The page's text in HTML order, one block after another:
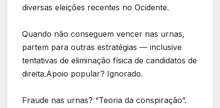
diversas eleições recentes no Ocidente.
Quando não conseguem vencer nas urnas,
partem para outras estratégias — inclusive
tentativas de eliminação física de candidatos de
direita.Apoio popular? Ignorado.
Fraude nas urnas? “Teoria da conspiração”.